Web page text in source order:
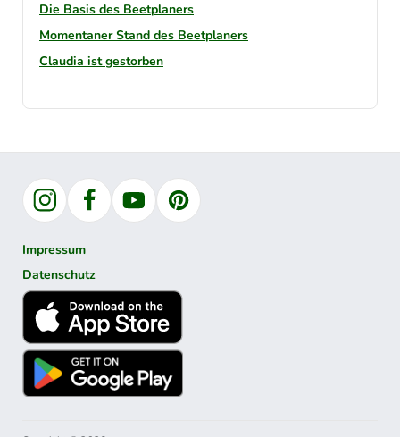
Die Basis des Beetplaners
Momentaner Stand des Beetplaners
Claudia ist gestorben
InstagramFacebookYouTubePinterest
Impressum
Datenschutz